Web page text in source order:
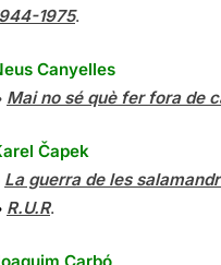
1975.
Canyelles
Mai no sé què fer fora de
Čapek
La guerra de les
R.U.R.